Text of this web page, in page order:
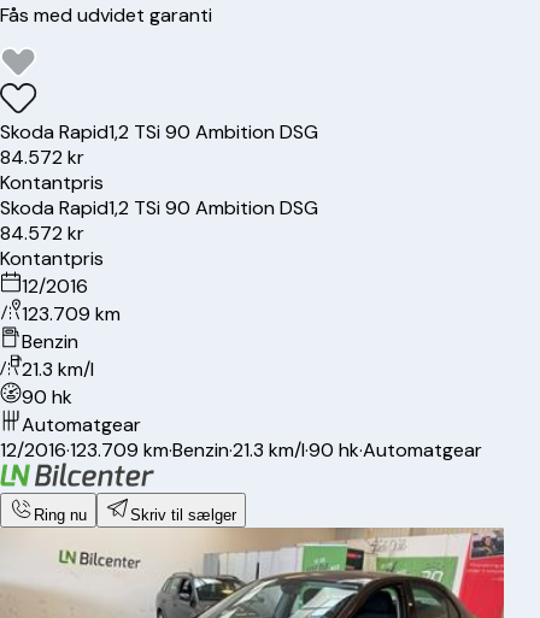
Fås med udvidet garanti
SkodaRapid1,2 TSi 90 Ambition DSG
84.572 kr
Kontantpris
SkodaRapid1,2 TSi 90 Ambition DSG
84.572 kr
Kontantpris
12/2016
123.709 km
Benzin
21.3 km/l
90 hk
Automatgear
12/2016·123.709 km·Benzin·21.3 km/l·90 hk·Automatgear
Ring nu Skriv til sælger